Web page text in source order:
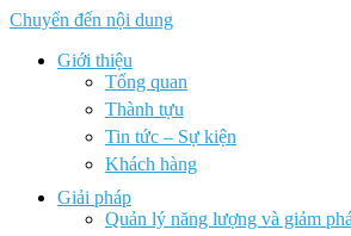
Chuyển đến nội dung
Giới thiệu
Tổng quan
Thành tựu
Tin tức – Sự kiện
Khách hàng
Giải pháp
Quản lý năng lượng và giảm